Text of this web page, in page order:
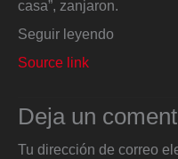
casa”, zanjaron.
Seguir leyendo
Source link
Deja un
Tu dirección de correo